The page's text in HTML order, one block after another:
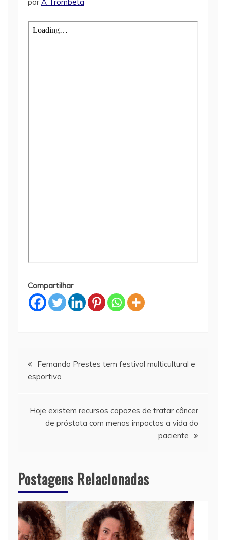
Compartilhar
Navegação
Post
Fernando Prestes tem festival multicultural e
esportivo
Hoje existem recursos capazes de tratar câncer
de próstata com menos impactos a vida do
paciente
Postagens Relacionadas